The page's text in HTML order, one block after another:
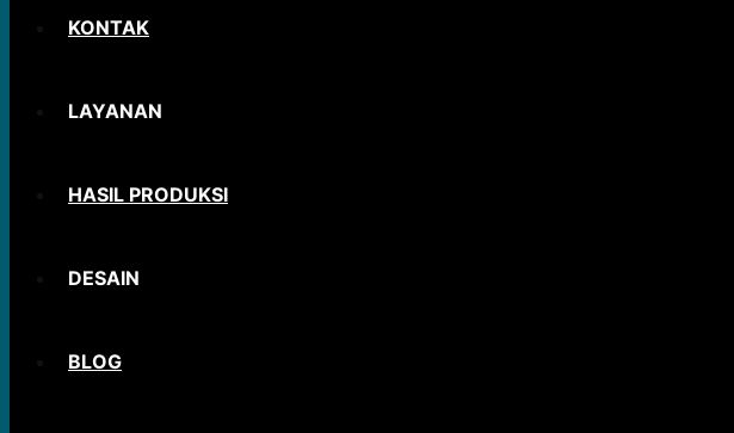
KONTAK
LAYANAN
HASIL PRODUKSI
DESAIN
BLOG